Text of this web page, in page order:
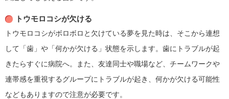
トウモロコシが欠ける
トウモロコシがボロボロと欠けている夢を見た時は、そこから連想
して「歯」や「何かが欠ける」状態を示します。歯にトラブルが起
きたらすぐに病院へ。また、友達同士や職場など、チームワークや
連帯感を重視するグループにトラブルが起き、何かが欠ける可能性
などもありますので注意が必要です。